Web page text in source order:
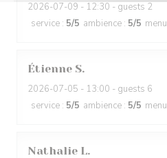
2026-07-09 - 12:30 - guests 2
service : 5/5 ambience : 5/5 menu
Étienne S
2026-07-05 - 13:00 - guests 6
service : 5/5 ambience : 5/5 menu
Nathalie L